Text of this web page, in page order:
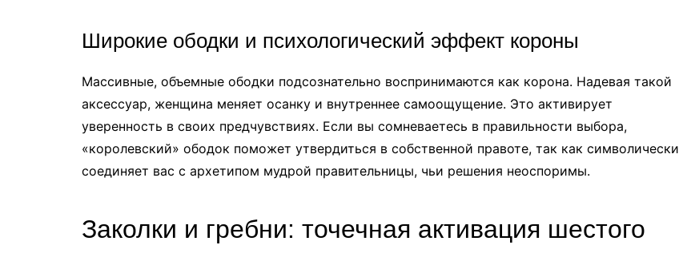
Широкие ободки и психологический эффект короны
Массивные, объемные ободки подсознательно воспринимаются как корона. Надевая такой
аксессуар, женщина меняет осанку и внутреннее самоощущение. Это активирует
уверенность в своих предчувствиях. Если вы сомневаетесь в правильности выбора,
«королевский» ободок поможет утвердиться в собственной правоте, так как символически
соединяет вас с архетипом мудрой правительницы, чьи решения неоспоримы.
Заколки и гребни: точечная активация шестого